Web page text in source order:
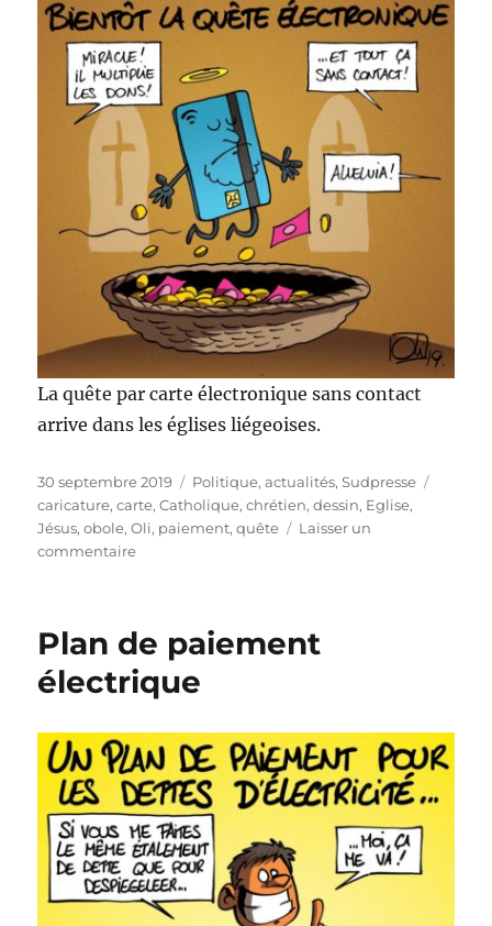
bourgmestre
La quête par carte électronique sans contact
arrive dans les églises liégeoises.
Publié
le
30 septembre 2019 Catégories
Politique, actualités,Sudpresse
caricature,carte,Catholique,chrétien,dessin, Eglise,
Jésus,obole,Oli, paiement,quête
Laisser un
commentairesur
Plan de paiement
électrique